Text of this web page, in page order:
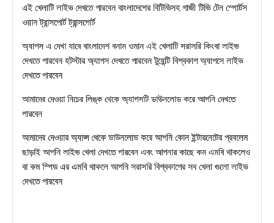
এই খেলাটি লাইভ দেখতে পারবেন বাংলাদেশের বিটিভিসহ গাজী টিভি টেন স্পোর্টস
ওয়ান ট্রান্সপোর্ট ট্রান্সপোর্ট
অ্যাপস এ দেখা যাবে বাংলাদেশ বনাম ওমান এই খেলাটি সরাসরি কিংবা লাইভ
দেখতে পারবেন হটস্টার অ্যাপস দেখতে পারবেন টুয়েন্টি বিশ্বকাপ অ্যাপসে লাইভ
দেখতে পারবেন
আমাদের দেওয়া নিচের লিঙ্ক থেকে অ্যাপসটি ডাউনলোড করে আপনি দেখতে
পারবেন
আমাদের দেওয়ার অ্যাপ্স থেকে ডাউনলোড করে আপনি কোন ইন্টারনেটের প্রবলেম
ছাড়াই আপনি লাইভ খেলা দেখতে পারবেন এবং আপনার কাছে কম এমবি থাকলেও
বা কম স্পিড এর এমবি থাকলে আপনি সরাসরি বিশ্বকাপের সব খেলা গুলো লাইভ
দেখতে পারবেন